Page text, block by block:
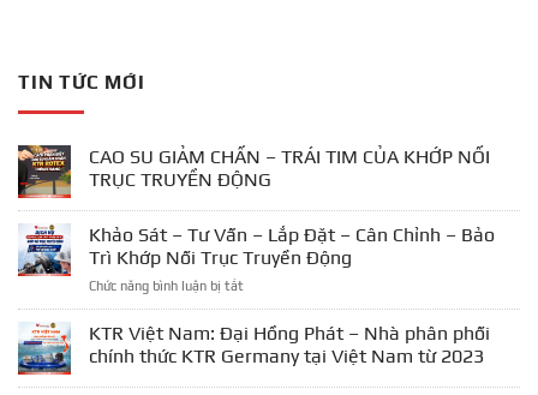
TIN TỨC MỚI
CAO SU GIẢM CHẤN – TRÁI TIM CỦA KHỚP NỐI
TRỤC TRUYỀN ĐỘNG
Khảo Sát – Tư Vấn – Lắp Đặt – Cân Chỉnh – Bảo
Trì Khớp Nối Trục Truyền Động
Chức năng bình luận bị tắtở
Sát
Tư
Vấn
KTR Việt Nam: Đại Hồng Phát – Nhà phân phối
chính thức KTR Germany tại Việt Nam từ 2023